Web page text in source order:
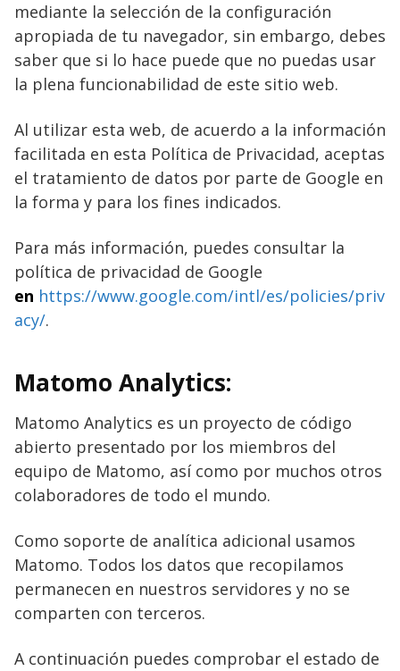
mediante la selección de la configuración
apropiada de tu navegador, sin embargo, debes
saber que si lo hace puede que no puedas usar
la plena funcionabilidad de este sitio web.
Al utilizar esta web, de acuerdo a la información
facilitada en esta Política de Privacidad, aceptas
el tratamiento de datos por parte de Google en
la forma y para los fines indicados.
Para más información, puedes consultar la
política de privacidad de Google
en https://www.google.com/intl/es/policies/priv
acy/.
Matomo Analytics:
Matomo Analytics es un proyecto de código
abierto presentado por los miembros del
equipo de Matomo, así como por muchos otros
colaboradores de todo el mundo.
Como soporte de analítica adicional usamos
Matomo. Todos los datos que recopilamos
permanecen en nuestros servidores y no se
comparten con terceros.
A continuación puedes comprobar el estado de